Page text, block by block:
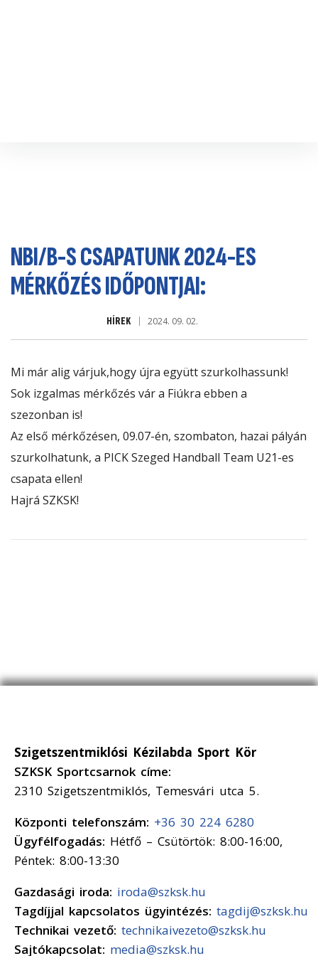
NBI/B-S CSAPATUNK 2024-ES
MÉRKŐZÉS IDŐPONTJAI:
HÍREK 2024. 09. 02.
Mi már alig várjuk,hogy újra együtt szurkolhassunk!
Sok izgalmas mérkőzés vár a Fiúkra ebben a
szezonban is!
Az első mérkőzésen, 09.07-én, szombaton, hazai pályán
szurkolhatunk, a PICK Szeged Handball Team U21-es
csapata ellen!
Hajrá SZKSK!
Szigetszentmiklósi Kézilabda Sport Kör
SZKSK Sportcsarnok címe:
2310 Szigetszentmiklós, Temesvári utca 5.
Központi telefonszám: +36 30 224 6280
Ügyfélfogadás: Hétfő – Csütörtök: 8:00-16:00,
Péntek: 8:00-13:30
Gazdasági iroda: iroda@szksk.hu
Tagdíjjal kapcsolatos ügyintézés: tagdij@szksk.hu
Technikai vezető: technikaivezeto@szksk.hu
Sajtókapcsolat: media@szksk.hu